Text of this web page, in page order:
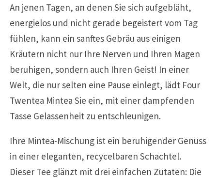
An jenen Tagen, an denen Sie sich aufgebläht,
energielos und nicht gerade begeistert vom Tag
fühlen, kann ein sanftes Gebräu aus einigen
Kräutern nicht nur Ihre Nerven und Ihren Magen
beruhigen, sondern auch Ihren Geist! In einer
Welt, die nur selten eine Pause einlegt, lädt Four
Twentea Mintea Sie ein, mit einer dampfenden
Tasse Gelassenheit zu entschleunigen.
Ihre Mintea-Mischung ist ein beruhigender Genuss
in einer eleganten, recycelbaren Schachtel.
Dieser Tee glänzt mit drei einfachen Zutaten: Die